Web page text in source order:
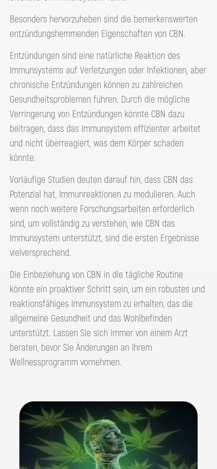
Besonders hervorzuheben sind die bemerkenswerten
entzündungshemmenden Eigenschaften von CBN.
Entzündungen sind eine natürliche Reaktion des
Immunsystems auf Verletzungen oder Infektionen, aber
chronische Entzündungen können zu zahlreichen
Gesundheitsproblemen führen. Durch die mögliche
Verringerung von Entzündungen könnte CBN dazu
beitragen, dass das Immunsystem effizienter arbeitet
und nicht überreagiert, was dem Körper schaden
könnte.
Vorläufige Studien deuten darauf hin, dass CBN das
Potenzial hat, Immunreaktionen zu modulieren. Auch
wenn noch weitere Forschungsarbeiten erforderlich
sind, um vollständig zu verstehen, wie CBN das
Immunsystem unterstützt, sind die ersten Ergebnisse
vielversprechend.
Die Einbeziehung von CBN in die tägliche Routine
könnte ein proaktiver Schritt sein, um ein robustes und
reaktionsfähiges Immunsystem zu erhalten, das die
allgemeine Gesundheit und das Wohlbefinden
unterstützt. Lassen Sie sich immer von einem Arzt
beraten, bevor Sie Änderungen an Ihrem
Wellnessprogramm vornehmen.